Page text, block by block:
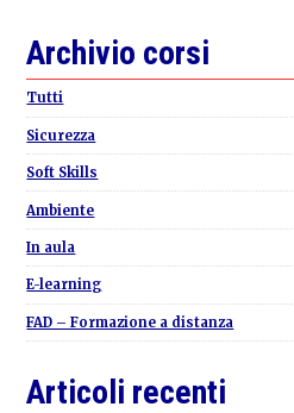
Primary
Sidebar
Archivio corsi
Tutti
Sicurezza
Soft Skills
Ambiente
In aula
E-learning
FAD – Formazione a distanza
Articoli recenti